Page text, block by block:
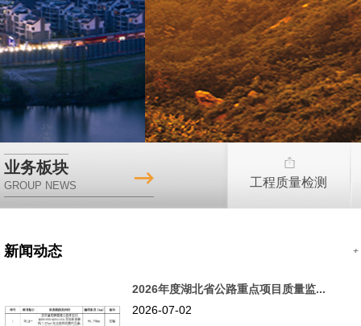
业务板块
GROUP NEWS 工程质量检测
新闻动态
2026年度湖北省公路重点项目质量监...
2026-07-02